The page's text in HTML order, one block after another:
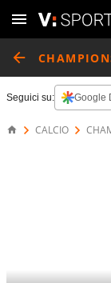
Seguici su: Google
CALCIO